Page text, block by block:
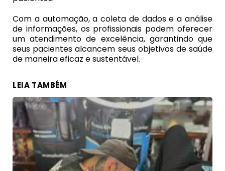
Com a automação, a coleta de dados e a análise
de informações, os profissionais podem oferecer
um atendimento de excelência, garantindo que
seus pacientes alcancem seus objetivos de saúde
de maneira eficaz e sustentável.
LEIA TAMBÉM